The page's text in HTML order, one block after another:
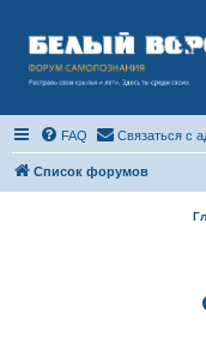
FAQ Связаться с
Список форумов